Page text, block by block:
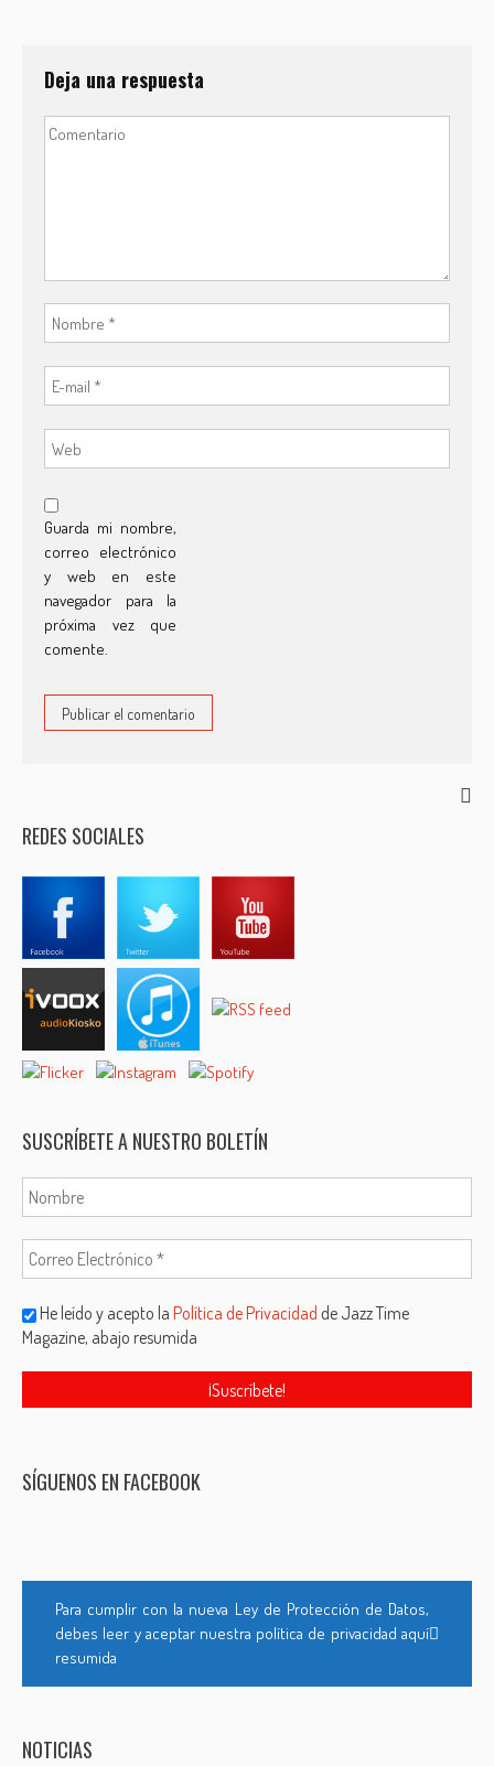
Deja una respuesta
Guarda mi nombre,
correo electrónico
y web en este
navegador para la
próxima vez que
comente.
REDES SOCIALES
SUSCRÍBETE A NUESTRO BOLETÍN
He leído y acepto laPolítica de Privacidad de Jazz Time
Magazine, abajo resumida
SÍGUENOS EN FACEBOOK
Para cumplir con la nueva Ley de Protección de Datos,
debes leer y aceptar nuestra política de privacidad aquí
resumida
NOTICIAS